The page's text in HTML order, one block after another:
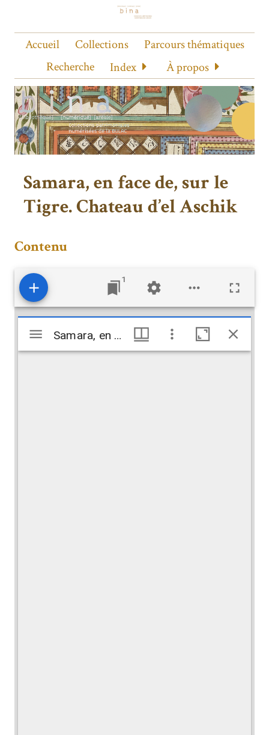
Accueil Collections
Parcours thématiques
Recherche
Index À propos
Samara, en face de, sur le
Tigre. Chateau d’el Aschik
Contenu
1
Visualiseur
Mirador
Samara, en face de, sur le Tigre. Chateau d’el Aschik